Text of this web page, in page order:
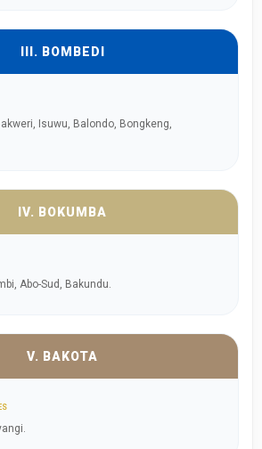
III. BOMBEDI
Isuwu, Balondo, Bongkeng,
IV. BOKUMBA
Abo-Sud, Bakundu.
V. BAKOTA